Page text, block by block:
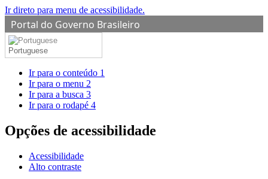
Ir direto para menu de acessibilidade.
Portal do Governo Brasileiro
Portuguese
Ir para o conteúdo 1
Ir para o menu 2
Ir para a busca 3
Ir para o rodapé 4
Opções de acessibilidade
Acessibilidade
Alto contraste